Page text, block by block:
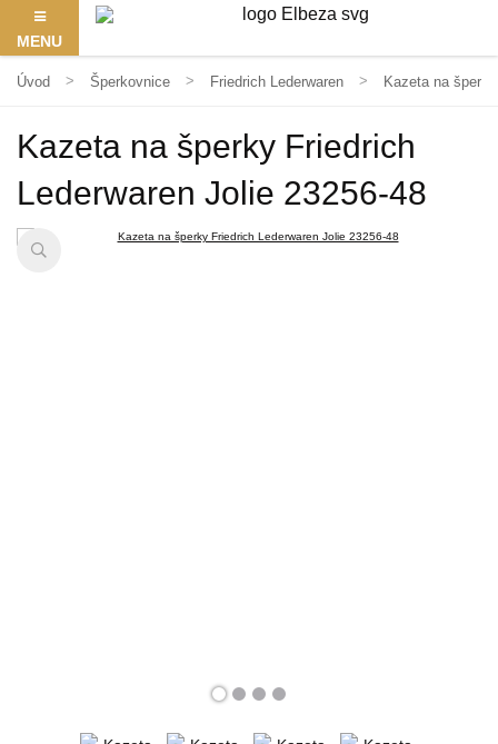
MENU
Úvod Šperkovnice Friedrich Lederwaren Kazeta na
Kazeta na šperky Friedrich
Lederwaren Jolie 23256-48